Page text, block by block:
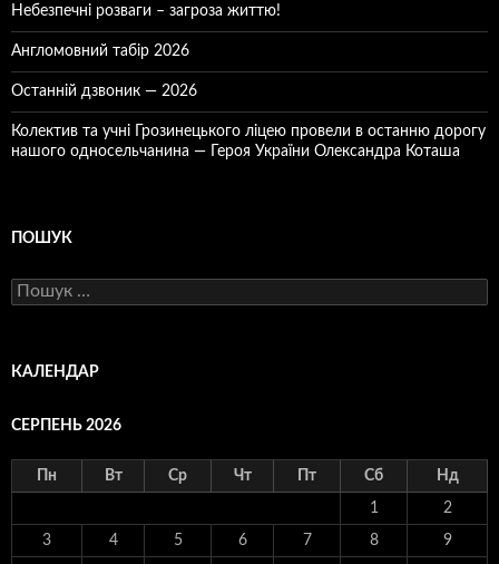
Небезпечні розваги – загроза життю!
Англомовний табір 2026
Останній дзвоник — 2026
Колектив та учні Грозинецького ліцею провели в останню дорогу
нашого односельчанина — Героя України Олександра Коташа
ПОШУК
Пошук:
КАЛЕНДАР
СЕРПЕНЬ 2026
Пн Вт Ср Чт Пт Сб Нд
1 2
3 4 5 6 7 8 9